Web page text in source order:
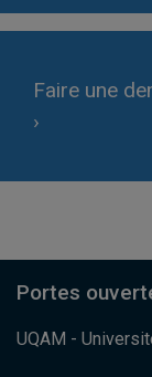
Faire une
›
UQAM -
Portes